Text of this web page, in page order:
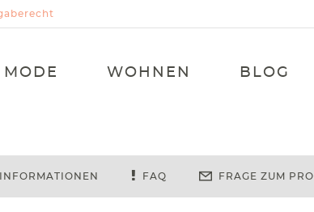
MODE WOHNEN BLOG
FAQ FRAGE ZUM